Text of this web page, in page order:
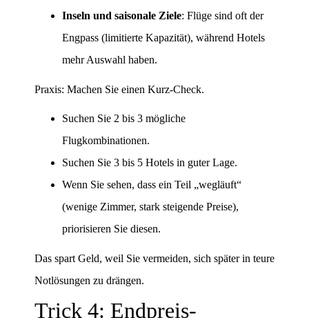
Inseln und saisonale Ziele: Flüge sind oft der
Engpass (limitierte Kapazität), während Hotels
mehr Auswahl haben.
Praxis: Machen Sie einen Kurz-Check.
Suchen Sie 2 bis 3 mögliche
Flugkombinationen.
Suchen Sie 3 bis 5 Hotels in guter Lage.
Wenn Sie sehen, dass ein Teil „wegläuft“
(wenige Zimmer, stark steigende Preise),
priorisieren Sie diesen.
Das spart Geld, weil Sie vermeiden, sich später in teure
Notlösungen zu drängen.
Trick 4: Endpreis-